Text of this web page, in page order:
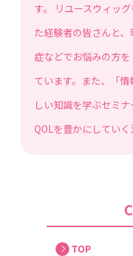
す。 リユースウィッ
た経験者の皆さんと
症などでお悩みの方
ています。また、「
しい知識を学ぶセミ
QOLを豊かにしていく
TOP